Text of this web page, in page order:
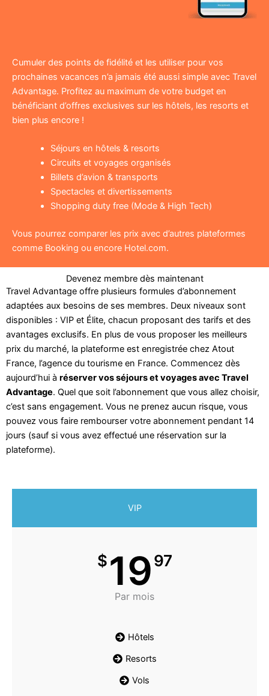
Cumuler des points de fidélité et les utiliser pour vos
prochaines vacances n’a jamais été aussi simple avec Travel
Advantage. Profitez au maximum de votre budget en
bénéficiant d’offres exclusives sur les hôtels, les resorts et
bien plus encore !
Séjours en hôtels & resorts
Circuits et voyages organisés
Billets d’avion & transports
Spectacles et divertissements
Shopping duty free (Mode & High Tech)
Vous pourrez comparer les prix avec d’autres plateformes
comme Booking ou encore Hotel.com.
Devenez membre dès maintenant
Travel Advantage offre plusieurs formules d’abonnement
adaptées aux besoins de ses membres. Deux niveaux sont
disponibles : VIP et Élite, chacun proposant des tarifs et des
avantages exclusifs. En plus de vous proposer les meilleurs
prix du marché, la plateforme est enregistrée chez Atout
France, l’agence du tourisme en France. Commencez dès
aujourd’hui à réserver vos séjours et voyages avec Travel
Advantage. Quel que soit l’abonnement que vous allez choisir,
c’est sans engagement. Vous ne prenez aucun risque, vous
pouvez vous faire rembourser votre abonnement pendant 14
jours (sauf si vous avez effectué une réservation sur la
plateforme).
VIP
$1997
Par mois
Hôtels
Resorts
Vols